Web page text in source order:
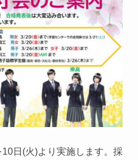
日(火)より実施します。採